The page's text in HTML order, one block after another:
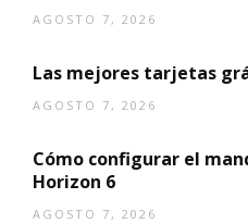
AGOSTO 7, 2026
Las mejores tarjetas
AGOSTO 7, 2026
Cómo configurar el
Horizon 6
AGOSTO 7, 2026